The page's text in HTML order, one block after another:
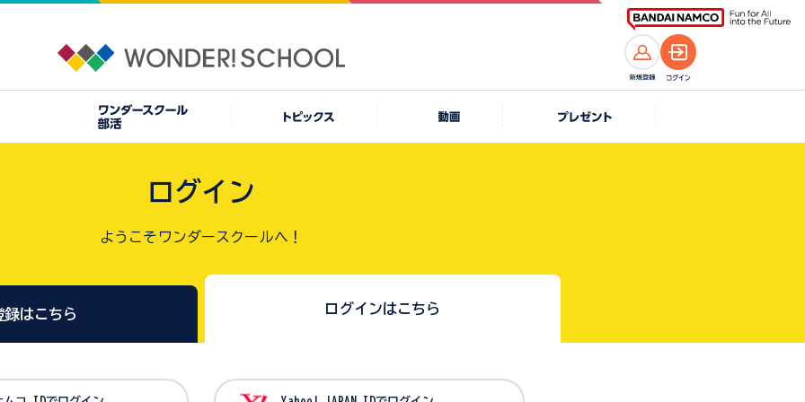
ログイン
ようこそワンダースクールへ！
録はこちら ログインはこちら